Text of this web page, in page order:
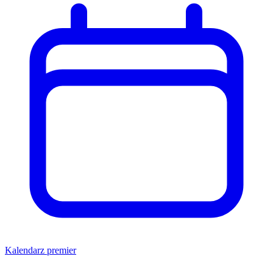
Kalendarz premier